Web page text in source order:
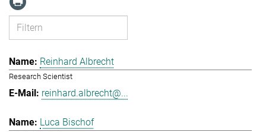
Reinhard Albrecht
Research Scientist
reinhard.albrecht@...
Luca Bischof